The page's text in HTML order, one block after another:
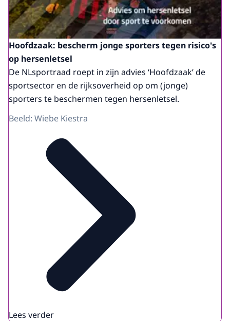
Hoofdzaak: bescherm jonge sporters tegen risico's
op hersenletsel
De NLsportraad roept in zijn advies ‘Hoofdzaak’ de
sportsector en de rijksoverheid op om (jonge)
sporters te beschermen tegen hersenletsel.
Beeld: Wiebe Kiestra
Lees verder